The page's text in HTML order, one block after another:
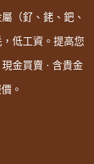
（釕、銠、鈀、
低工資。提高您
金買賣 · 含貴金
。